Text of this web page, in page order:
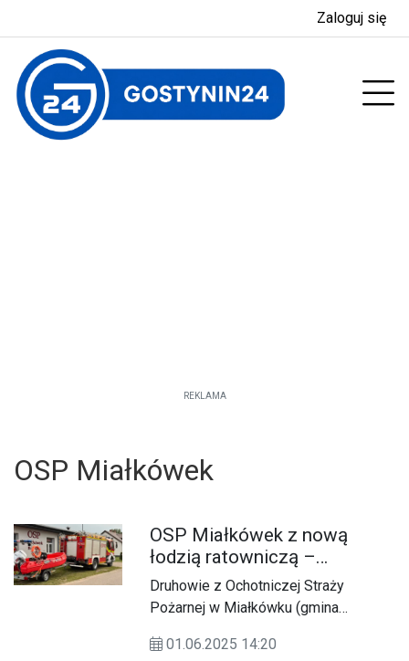
Zaloguj się
REKLAMA
OSP Miałkówek
OSP Miałkówek z nową
łodzią ratowniczą –
inwestycja w
bezpieczeństwo bez pomocy
publicznej
Druhowie z Ochotniczej Straży
Pożarnej w Miałkówku (gmina
Jednostka wzbogaciła się o
01.06.2025 14:20